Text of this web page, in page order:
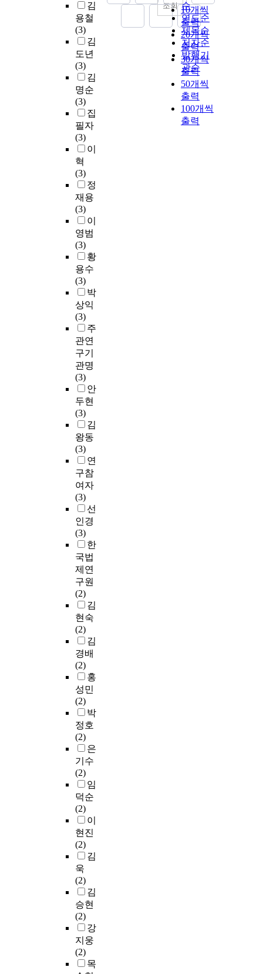
김
용철
(3)
김
도년
(3)
김
명순
(3)
집
필자
(3)
이
혁
(3)
정
재용
(3)
이
영범
(3)
황
용수
(3)
박
상익
(3)
주
관연
구기
관명
(3)
안
두현
(3)
김
왕동
(3)
연
구참
여자
(3)
선
인경
(3)
한
국법
제연
구원
(2)
김
현숙
(2)
김
경배
(2)
홍
성민
(2)
박
정호
(2)
은
기수
(2)
임
덕순
(2)
이
현진
(2)
김
욱
(2)
김
승현
(2)
강
지웅
(2)
목
순
연도순
제목순
저자순
발행기
관순
10개씩
출력
20개씩
출력
30개씩
출력
50개씩
출력
100개씩
출력
조회